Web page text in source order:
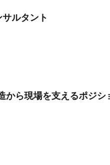
ルタント
ら現場を支えるポジ